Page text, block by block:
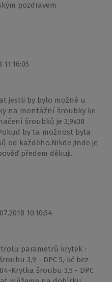
pozdravem
11:16:05
jestli by bylo možné u
na montážní šroubky ke
šroubků je 3,9x38
Pokud by ta možnost byla
od každého.Nikde jinde je
předem děkuji.
10:10:54
parametrů krytek :
3,9 - DPC 5,-kč bez
Krytka šroubu 3,5 - DPC